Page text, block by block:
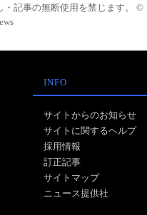
・記事の無断使用を禁じます。 ©
INFO
サイトからのお知らせ
サイトに関するヘルプ
採用情報
訂正記事
サイトマップ
ニュース提供社